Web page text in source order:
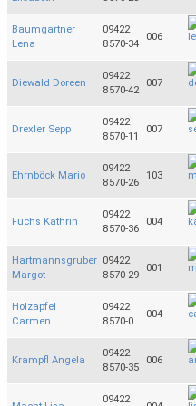
Baumgartner
Lena
09422
8570-34
006
Diewald Doreen
09422
8570-42
007
Drexler Sepp
09422
8570-11
007
Ehrnböck Mario
09422
8570-26
103
Fuchs Kathrin
09422
8570-36
004
Hartmannsgruber
Margot
09422
8570-29
001
Holzapfel
Carmen
09422
8570-0
004
Krampfl Angela
09422
8570-35
006
09422